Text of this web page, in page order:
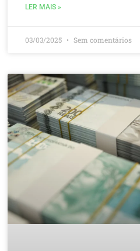
LER MAIS »
03/03/2025 Sem comentários